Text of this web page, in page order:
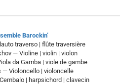
Barockin’
traverso | flûte traversière
— Violine | violin | violon
da Gamba | viole de gambe
— Violoncello | violoncelle
| harpsichord | clavecin